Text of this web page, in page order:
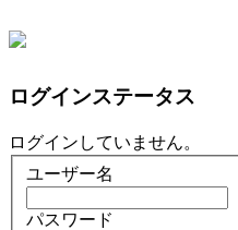
ログインステータス
ログインしていません。
ユーザー名
パスワード